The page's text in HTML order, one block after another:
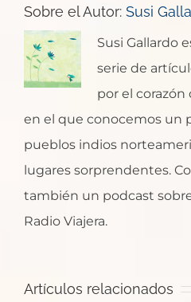
Sobre el Autor: Susi
Susi Gallardo
serie de
por el corazón
en el que conocemos un
pueblos indios
lugares sorprendentes.
también un podcast
Radio Viajera.
Artículos relacionados
ver
Park,
Rapid
City,
Bear
y